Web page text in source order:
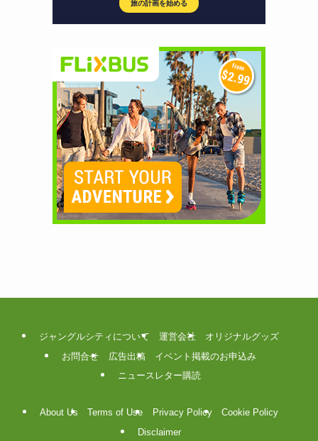
ジャングルシティについて 運営会社
オリジナルグッズ
お問合せ
広告出稿
イベント掲載のお申込み
ニュースレター購読
About Us Terms of Use Privacy Policy
Cookie Policy
Disclaimer